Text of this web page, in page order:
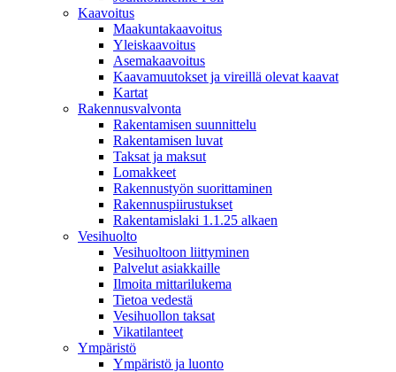
Kaavoitus
Maakuntakaavoitus
Yleiskaavoitus
Asemakaavoitus
Kaavamuutokset ja vireillä olevat kaavat
Kartat
Rakennusvalvonta
Rakentamisen suunnittelu
Rakentamisen luvat
Taksat ja maksut
Lomakkeet
Rakennustyön suorittaminen
Rakennuspiirustukset
Rakentamislaki 1.1.25 alkaen
Vesihuolto
Vesihuoltoon liittyminen
Palvelut asiakkaille
Ilmoita mittarilukema
Tietoa vedestä
Vesihuollon taksat
Vikatilanteet
Ympäristö
Ympäristö ja luonto